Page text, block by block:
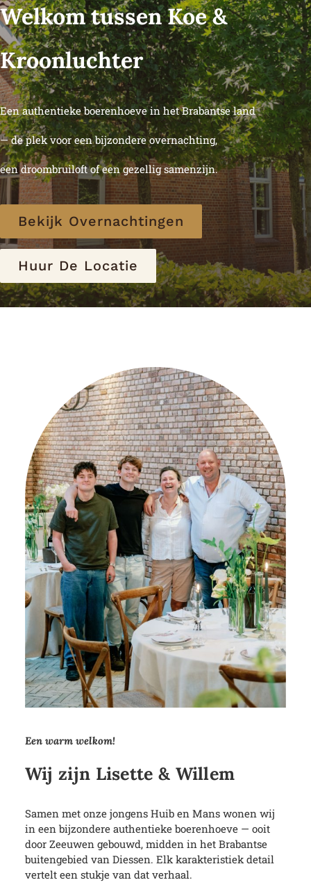
Welkom tussenKoe &
Kroonluchter
Een authentieke boerenhoeve in het Brabantse land
— de plek voor een bijzondere overnachting,
een droombruiloft of een gezellig samenzijn.
Bekijk Overnachtingen
Huur De Locatie
Een warm welkom!
Wij zijn Lisette & Willem
Samen met onze jongens Huib en Mans wonen wij
in een bijzondere authentieke boerenhoeve — ooit
door Zeeuwen gebouwd, midden in het Brabantse
buitengebied van Diessen. Elk karakteristiek detail
vertelt een stukje van dat verhaal.